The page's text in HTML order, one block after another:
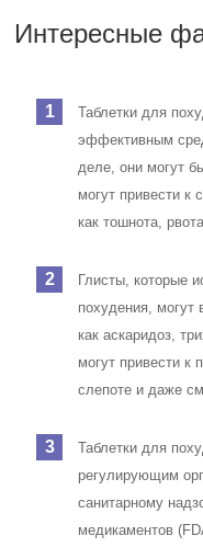
Интересные
Таблетки для
эффективным
деле, они могут
могут привести
как тошнота,
Глисты, которые
похудения, могут
как аскаридоз,
могут привести к
слепоте и даже
Таблетки для
регулирующим
санитарному
медикаментов